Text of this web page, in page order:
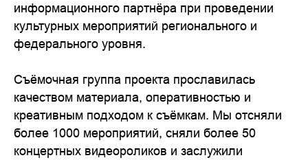
информационного партнёра при проведении
культурных мероприятий регионального и
федерального уровня.
Съёмочная группа проекта прославилась
качеством материала, оперативностью и
креативным подходом к съёмкам. Мы отсняли
более 1000 мероприятий, сняли более 50
концертных видеороликов и заслужили